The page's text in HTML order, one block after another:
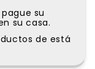
pague su
su casa.
de está